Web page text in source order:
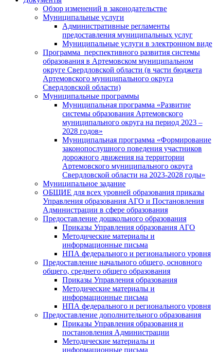
Обзор изменений в законодательстве
Муниципальные услуги
Административные регламенты
предоставления муниципальных услуг
Муниципальные услуги в электронном виде
Программа перспективного развития системы
образования в Артемовском муниципальном
округе Свердловской области (в части бюджета
Артемовского муниципального округа
Свердловской области)
Муниципальные программы
Муниципальная программа «Развитие
системы образования Артемовского
муниципального округа на период 2023 –
2028 годов»
Муниципальная программа «Формирование
законопослушного поведения участников
дорожного движения на территории
Артемовского муниципального округа
Свердловской области на 2023-2028 годы»
Муниципальное задание
ОБЩИЕ для всех уровней образования приказы
Управления образования АГО и Постановления
Администрации в сфере образования
Предоставление дошкольного образования
Приказы Управления образования АГО
Методические материалы и
информационные письма
НПА федерального и регионального уровня
Предоставление начального общего, основного
общего, среднего общего образования
Приказы Управления образования
Методические материалы и
информационные письма
НПА федерального и регионального уровня
Предоставление дополнительного образования
Приказы Управления образования и
постановления Администрации
Методические материалы и
информационные письма